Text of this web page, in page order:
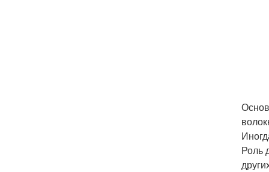
Роль